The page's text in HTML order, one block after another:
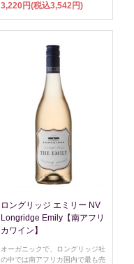
3,220円(税込3,542円)
ロングリッジ エミリー NV
Longridge Emily【南アフリ
カワイン】
オーガニックで、ロングリッジ社
の中では南アフリカ国内で最も売